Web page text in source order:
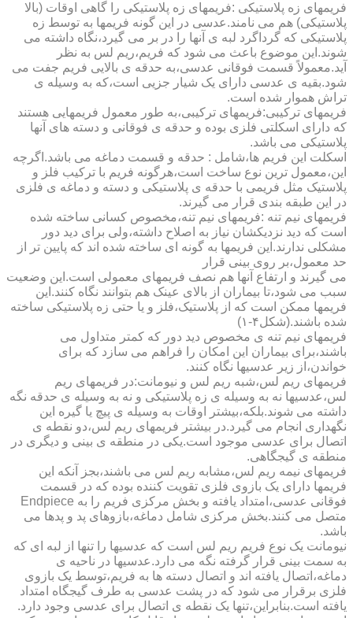
فریمهای زه پلاستیکی :فریمهای زه پلاستیکی را گاهی اوقات (بالا
پلاستیکی) هم می نامند.عدسی در این گونه فریمها به توسط زه
پلاستیکی که گرداگرد لبه ی آنها را در بر می گیرد،نگاه داشته می
شوند.این موضوع باعث می شود که فریم،ریم لس به نظر
آید.معمولاً قسمت فوقانی عدسی،به حدقه ی بالایی فریم جفت می
شود.بقیه ی عدسی دارای یک شیار جزیی است،که به وسیله ی
تراش هموار شده است.
فریمهای ترکیبی:فریمهای ترکیبی،به طور معمول فریمهایی هستند
که دارای اسکلتی فلزی بوده و حدقه ی فوقانی و دسته های آنها
پلاستیکی می باشد.
اسکلت این فریم ها،شامل : حدقه و قسمت دماغه می باشد.اگرچه
این،معمول ترین نوع ساخت است،هرگونه فریم با ترکیب فلز و
پلاستیک مثل فریمی با حدقه ی پلاستیکی و دسته و دماغه ی فلزی
در این طبقه بندی قرار می گیرند.
فریمهای نیم تنه :فریمهای نیم تنه،مخصوص کسانی ساخته شده
است که دید نزدیکشان نیاز به اصلاح داشته،ولی برای دید دور
مشکلی ندارند.این فریمها به گونه ای ساخته شده اند که پایین تر از
حد معمول،بر روی بینی قرار
می گیرند و ارتفاع آنها هم نصف فریمهای معمولی است.این وضعیت
سبب می شود،تا بیماران از بالای عینک هم بتوانند نگاه کنند.این
فریمها ممکن است که از پلاستیک،فلز و یا حتی زه پلاستیکی ساخته
شده باشند.(شکل۴-۱)
فریمهای نیم تنه ی مخصوص دید دور که کمتر متداول می
باشند،برای بیماران این امکان را فراهم می سازد که برای
خواندن،از زیر عدسیها نگاه کنند.
فریمهای ریم لس،شبه ریم لس و نیومانت:در فریمهای ریم
لس،عدسیها نه به وسیله ی زه پلاستیکی و نه به وسیله ی حدقه نگه
داشته می شوند.بلکه،بیشتر اوقات به وسیله ی پیچ یا گیره این
نگهداری انجام می گیرد.در بیشتر فریمهای ریم لس،دو نقطه ی
اتصال برای عدسی موجود است.یکی در منطقه ی بینی و دیگری در
منطقه ی گیجگاهی.
فریمهای نیمه ریم لس،مشابه ریم لس می باشند،بجز آنکه این
فریمها دارای یک بازوی فلزی تقویت کننده بوده که در قسمت
فوقانی عدسی،امتداد یافته و بخش مرکزی فریم را به Endpiece
متصل می کنند.بخش مرکزی شامل دماغه،بازوهای پد و پدها می
باشد.
نیومانت یک نوع فریم ریم لس است که عدسیها را تنها از لبه ای که
به سمت بینی قرار گرفته نگه می دارد.عدسیها در ناحیه ی
دماغه،اتصال یافته اند و اتصال دسته ها به فریم،توسط یک بازوی
فلزی برقرار می شود که در پشت عدسی به طرف گیجگاه امتداد
یافته است.بنابراین،تنها یک نقطه ی اتصال برای عدسی وجود دارد.